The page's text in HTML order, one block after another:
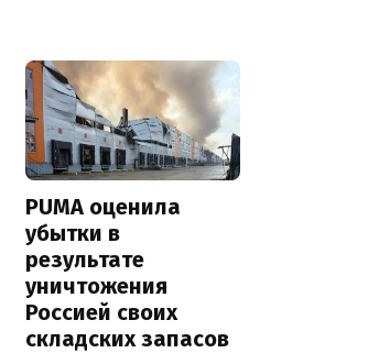
PUMA оценила
убытки в
результате
уничтожения
Россией своих
складских запасов